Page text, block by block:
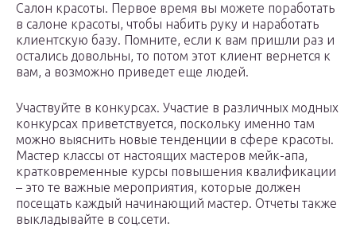
Салон красоты. Первое время вы можете поработать
в салоне красоты, чтобы набить руку и наработать
клиентскую базу. Помните, если к вам пришли раз и
остались довольны, то потом этот клиент вернется к
вам, а возможно приведет еще людей.
Участвуйте в конкурсах. Участие в различных модных
конкурсах приветствуется, поскольку именно там
можно выяснить новые тенденции в сфере красоты.
Мастер классы от настоящих мастеров мейк-апа,
кратковременные курсы повышения квалификации
– это те важные мероприятия, которые должен
посещать каждый начинающий мастер. Отчеты также
выкладывайте в соц.сети.